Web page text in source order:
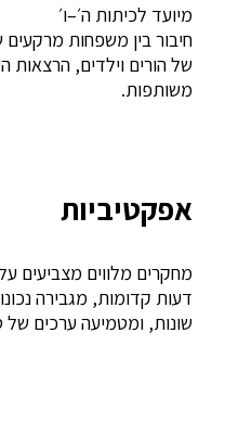
מיועד לכיתות ה׳–ו׳
חיבור בין משפחות
של הורים וילדים, הרצאות
משותפות.
אפקטיביות
מחקרים מלווים
דעות קדומות, מגבירה
שונות, ומטמיעה ערכים של